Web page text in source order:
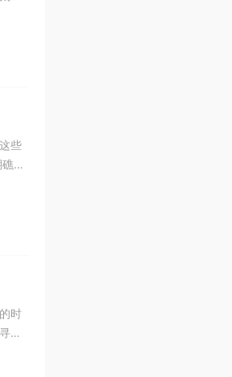
些
鱼
时
他